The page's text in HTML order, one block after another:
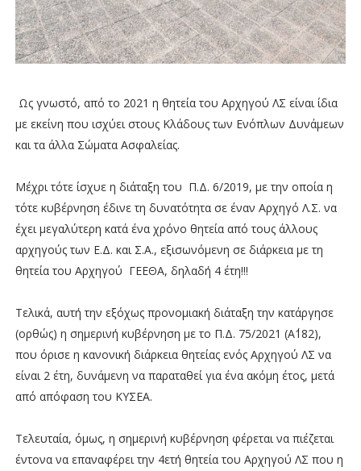
Ως γνωστό, από το 2021 η θητεία του Αρχηγού ΛΣ είναι ίδια
με εκείνη που ισχύει στους Κλάδους των Ενόπλων Δυνάμεων
και τα άλλα Σώματα Ασφαλείας.
Μέχρι τότε ίσχυε η διάταξη του Π.Δ. 6/2019, με την οποία η
τότε κυβέρνηση έδινε τη δυνατότητα σε έναν Αρχηγό Λ.Σ. να
έχει μεγαλύτερη κατά ένα χρόνο θητεία από τους άλλους
αρχηγούς των Ε.Δ. και Σ.Α., εξισωνόμενη σε διάρκεια με τη
θητεία του Αρχηγού ΓΕΕΘΑ, δηλαδή 4 έτη!!!
Τελικά, αυτή την εξόχως προνομιακή διάταξη την κατάργησε
(ορθώς) η σημερινή κυβέρνηση με το Π.Δ. 75/2021 (Α΄182),
που όρισε η κανονική διάρκεια θητείας ενός Αρχηγού ΛΣ να
είναι 2 έτη, δυνάμενη να παραταθεί για ένα ακόμη έτος, μετά
από απόφαση του ΚΥΣΕΑ.
Τελευταία, όμως, η σημερινή κυβέρνηση φέρεται να πιέζεται
έντονα να επαναφέρει την 4ετή θητεία του Αρχηγού ΛΣ που η